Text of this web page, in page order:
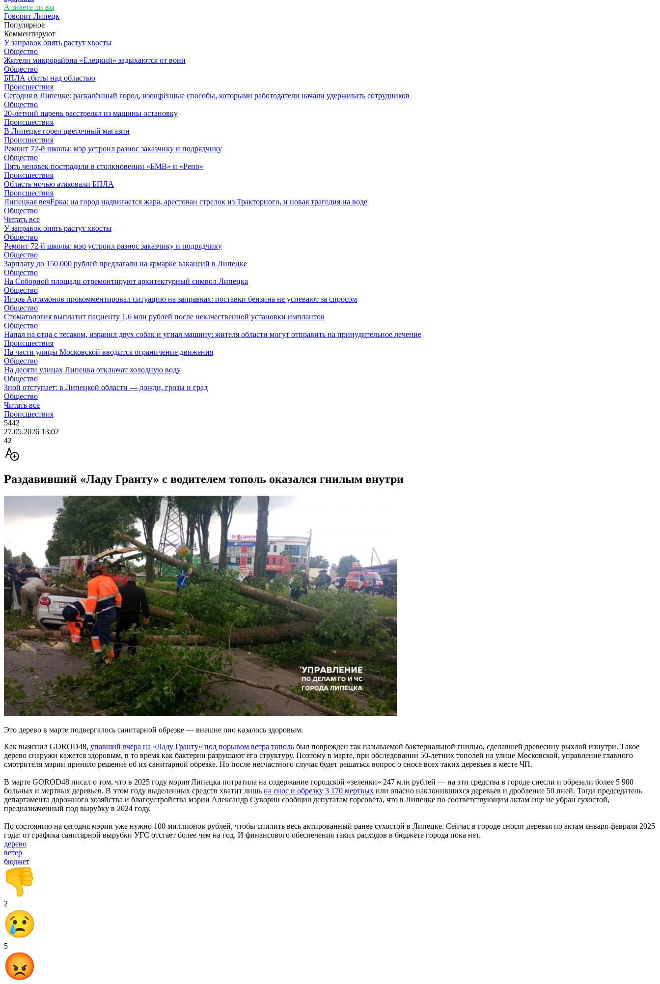
А знаете ли вы
Говорит Липецк
Популярное
Комментируют
У заправок опять растут хвосты
Общество
Жители микрорайона «Елецкий» задыхаются от вони
Общество
БПЛА сбиты над областью
Происшествия
Сегодня в Липецке: раскалённый город, изощрённые способы, которыми работодатели начали удерживать сотрудников
Общество
20-летний парень расстрелял из машины остановку
Происшествия
В Липецке горел цветочный магазин
Происшествия
Ремонт 72‑й школы: мэр устроил разнос заказчику и подрядчику
Общество
Пять человек пострадали в столкновении «БМВ» и «Рено»
Происшествия
Область ночью атаковали БПЛА
Происшествия
Липецкая вечЁрка: на город надвигается жара, арестован стрелок из Тракторного, и новая трагедия на воде
Общество
Читать все
У заправок опять растут хвосты
Общество
Ремонт 72‑й школы: мэр устроил разнос заказчику и подрядчику
Общество
Зарплату до 150 000 рублей предлагали на ярмарке вакансий в Липецке
Общество
На Соборной площади отремонтируют архитектурный символ Липецка
Общество
Игорь Артамонов прокомментировал ситуацию на заправках: поставки бензина не успевают за спросом
Общество
Стоматология выплатит пациенту 1,6 млн рублей после некачественной установки имплантов
Общество
Напал на отца с тесаком, изранил двух собак и угнал машину: жителя области могут отправить на принудительное лечение
Происшествия
На части улицы Московской вводится ограничение движения
Общество
На десяти улицах Липецка отключат холодную воду
Общество
Зной отступает: в Липецкой области — дожди, грозы и град
Общество
Читать все
Происшествия
5442
27.05.2026 13:02
42
Раздавивший «Ладу Гранту» с водителем тополь оказался гнилым внутри
Это дерево в марте подвергалось санитарной обрезке — внешне оно казалось здоровым.
Как выяснил GOROD48, упавший вчера на «Ладу Гранту» под порывом ветра тополь был поврежден так называемой бактериальной гнилью, сделавшей древесину рыхлой изнутри. Такое
дерево снаружи кажется здоровым, в то время как бактерии разрушают его структуру. Поэтому в марте, при обследовании 50-летних тополей на улице Московской, управление главного
смотрителя мэрии приняло решение об их санитарной обрезке. Но после несчастного случая будет решаться вопрос о сносе всех таких деревьев в месте ЧП.
В марте GOROD48 писал о том, что в 2025 году мэрия Липецка потратила на содержание городской «зеленки» 247 млн рублей — на эти средства в городе снесли и обрезали более 5 900
больных и мертвых деревьев. В этом году выделенных средств хватит лишь на снос и обрезку 3 170 мертвых или опасно наклонившихся деревьев и дробление 50 пней. Тогда председатель
департамента дорожного хозяйства и благоустройства мэрии Александр Суворин сообщил депутатам горсовета, что в Липецке по соответствующим актам еще не убран сухостой,
предназначенный под вырубку в 2024 году.
По состоянию на сегодня мэрии уже нужно 100 миллионов рублей, чтобы спилить весь актированный ранее сухостой в Липецке. Сейчас в городе сносят деревья по актам января-февраля 2025
года: от графика санитарной вырубки УГС отстает более чем на год. И финансового обеспечения таких расходов в бюджете города пока нет.
дерево
ветер
бюджет
2
5